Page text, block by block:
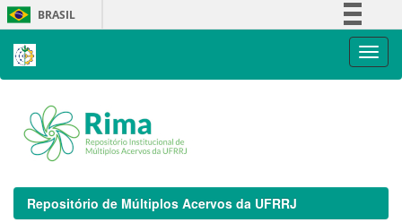
Skip
navigation
BRASIL
Repositório de Múltiplos Acervos da UFRRJ